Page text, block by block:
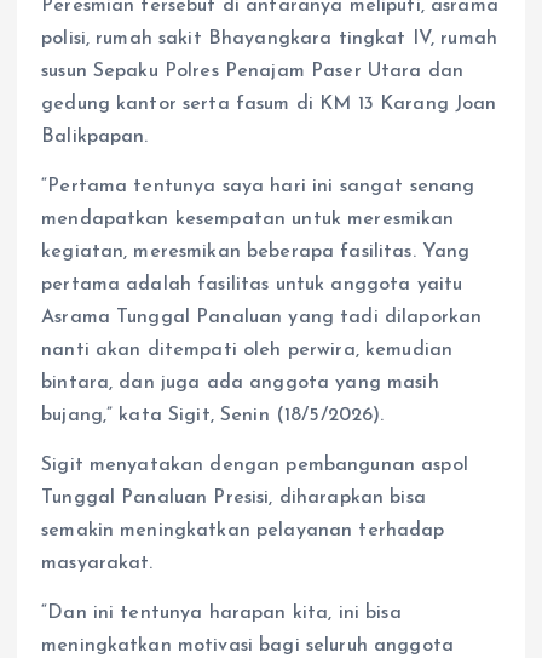
Peresmian tersebut di antaranya meliputi, asrama
polisi, rumah sakit Bhayangkara tingkat IV, rumah
susun Sepaku Polres Penajam Paser Utara dan
gedung kantor serta fasum di KM 13 Karang Joan
Balikpapan.
“Pertama tentunya saya hari ini sangat senang
mendapatkan kesempatan untuk meresmikan
kegiatan, meresmikan beberapa fasilitas. Yang
pertama adalah fasilitas untuk anggota yaitu
Asrama Tunggal Panaluan yang tadi dilaporkan
nanti akan ditempati oleh perwira, kemudian
bintara, dan juga ada anggota yang masih
bujang,” kata Sigit, Senin (18/5/2026).
Sigit menyatakan dengan pembangunan aspol
Tunggal Panaluan Presisi, diharapkan bisa
semakin meningkatkan pelayanan terhadap
masyarakat.
“Dan ini tentunya harapan kita, ini bisa
meningkatkan motivasi bagi seluruh anggota